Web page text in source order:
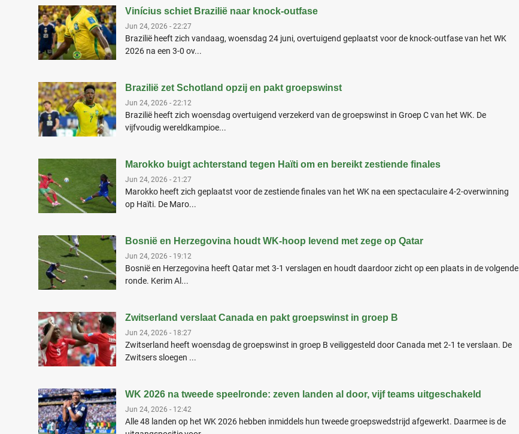
Vinícius schiet Brazilië naar knock-outfase
Jun 24, 2026 - 22:27
Brazilië heeft zich vandaag, woensdag 24 juni, overtuigend geplaatst voor de knock-outfase van het WK
2026 na een 3-0 ov...
Brazilië zet Schotland opzij en pakt groepswinst
Jun 24, 2026 - 22:12
Brazilië heeft zich woensdag overtuigend verzekerd van de groepswinst in Groep C van het WK. De
vijfvoudig wereldkampioe...
Marokko buigt achterstand tegen Haïti om en bereikt zestiende finales
Jun 24, 2026 - 21:27
Marokko heeft zich geplaatst voor de zestiende finales van het WK na een spectaculaire 4-2-overwinning
op Haïti. De Maro...
Bosnië en Herzegovina houdt WK-hoop levend met zege op Qatar
Jun 24, 2026 - 19:12
Bosnië en Herzegovina heeft Qatar met 3-1 verslagen en houdt daardoor zicht op een plaats in de volgende
ronde. Kerim Al...
Zwitserland verslaat Canada en pakt groepswinst in groep B
Jun 24, 2026 - 18:27
Zwitserland heeft woensdag de groepswinst in groep B veiliggesteld door Canada met 2-1 te verslaan. De
Zwitsers sloegen ...
WK 2026 na tweede speelronde: zeven landen al door, vijf teams uitgeschakeld
Jun 24, 2026 - 12:42
Alle 48 landen op het WK 2026 hebben inmiddels hun tweede groepswedstrijd afgewerkt. Daarmee is de